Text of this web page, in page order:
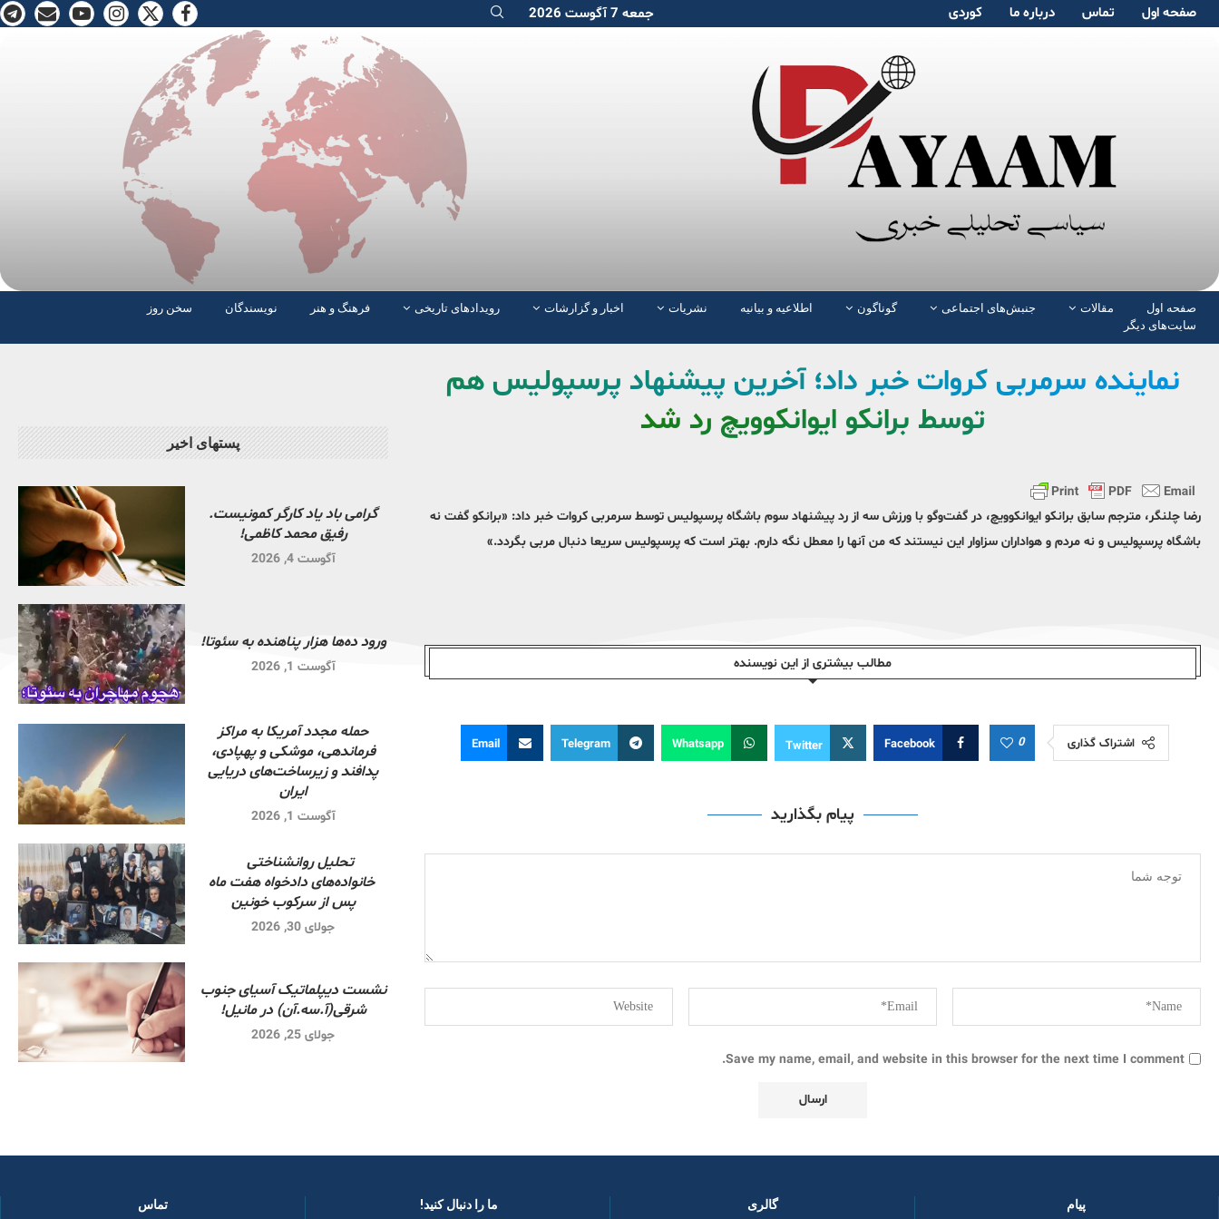
صفحە اول تماس دربارە ما کوردی جمعه 7 آگوست 2026
صفحە اول مقالات جنبش‌های اجتماعی گوناگون اطلاعیه و بیانیه نشریات اخبار و گزارشات رویدادهای تاریخی فرهنگ و هنر نویسندگان
سخن روز
سایت‌های دیگر
نماینده سرمربی کروات خبر داد؛ آخرین پیشنهاد پرسپولیس هم
توسط برانکو ایوانکوویچ رد شد
رضا چلنگر، مترجم سابق برانکو ایوانکوویچ، در گفت‌وگو با ورزش سه از رد پیشنهاد سوم باشگاه پرسپولیس توسط سرمربی کروات خبر داد: «برانکو گفت نه
باشگاه پرسپولیس و نه مردم و هواداران سزاوار این نیستند که من آنها را معطل نگه دارم. بهتر است که پرسپولیس سریعا دنبال مربی بگردد.»
مطالب بیشتری از این نویسندە
اشتراک گذاری 0
Facebook
Twitter
Whatsapp
Telegram
Email
پیام بگذارید
Save my name, email, and website in this browser for the next time I comment.
پستهای اخیر
گرامی باد یاد کارگر کمونیست.
رفیق محمد کاظمی!
آگوست 4, 2026
ورود ده‌ها هزار پناهنده به سئوتا!
آگوست 1, 2026
حمله مجدد آمریکا به مراکز
فرماندهی، موشکی و پهپادی،
پدافند و زیرساخت‌های دریایی
ایران
آگوست 1, 2026
تحلیل روانشناختی
خانواده‌های دادخواه هفت ماه
پس از سرکوب خونین
جولای 30, 2026
نشست دیپلماتیک آسیای جنوب
شرقی‌(آ.سه.آن) در مانیل!
جولای 25, 2026
پیام گالری ما را دنبال کنید! ​ تماس